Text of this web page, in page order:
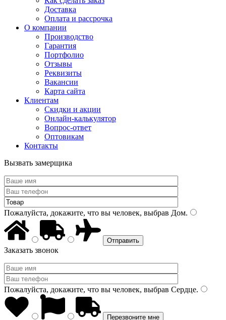
Доставка
Оплата и рассрочка
О компании
Производство
Гарантия
Портфолио
Отзывы
Реквизиты
Вакансии
Карта сайта
Клиентам
Скидки и акции
Онлайн-калькулятор
Вопрос-ответ
Оптовикам
Контакты
Вызвать замерщика
Пожалуйста, докажите, что вы человек, выбрав Дом.
Заказать звонок
Пожалуйста, докажите, что вы человек, выбрав Сердце.